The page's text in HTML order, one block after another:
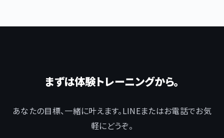
まずは体験トレーニングから。
あなたの目標、一緒に叶えます。LINEまたはお電話でお気
軽にどうぞ。